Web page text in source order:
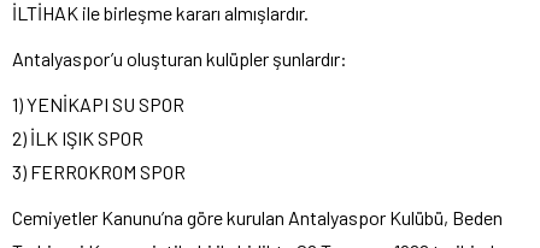
İLTİHAK ile birleşme kararı almışlardır.
Antalyaspor’u oluşturan kulüpler şunlardır:
1) YENİKAPI SU SPOR
2) İLK IŞIK SPOR
3) FERROKROM SPOR
Cemiyetler Kanunu’na göre kurulan Antalyaspor Kulübü, Beden